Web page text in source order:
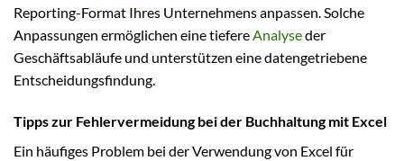
Reporting-Format Ihres Unternehmens anpassen. Solche
Anpassungen ermöglichen eine tiefereAnalyseder
Geschäftsabläufe und unterstützen eine datengetriebene
Entscheidungsfindung.
Tipps zur Fehlervermeidung bei der Buchhaltung mit Excel
Ein häufiges Problem bei der Verwendung von Excel für